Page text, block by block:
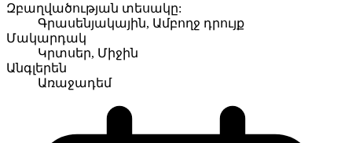
Զբաղվածության տեսակը:
Գրասենյակային, Ամբողջ դրույք
Մակարդակ
Կրտսեր, Միջին
Անգլերեն
Առաջադեմ